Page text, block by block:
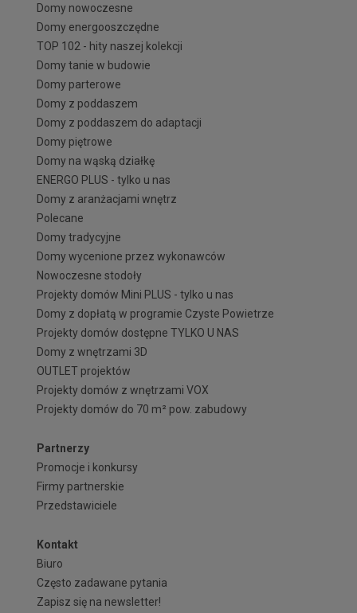
Domy nowoczesne
Domy energooszczędne
TOP 102 - hity naszej kolekcji
Domy tanie w budowie
Domy parterowe
Domy z poddaszem
Domy z poddaszem do adaptacji
Domy piętrowe
Domy na wąską działkę
ENERGO PLUS - tylko u nas
Domy z aranżacjami wnętrz
Polecane
Domy tradycyjne
Domy wycenione przez wykonawców
Nowoczesne stodoły
Projekty domów Mini PLUS - tylko u nas
Domy z dopłatą w programie Czyste Powietrze
Projekty domów dostępne TYLKO U NAS
Domy z wnętrzami 3D
OUTLET projektów
Projekty domów z wnętrzami VOX
Projekty domów do 70 m² pow. zabudowy
Partnerzy
Promocje i konkursy
Firmy partnerskie
Przedstawiciele
Kontakt
Biuro
Często zadawane pytania
Zapisz się na newsletter!